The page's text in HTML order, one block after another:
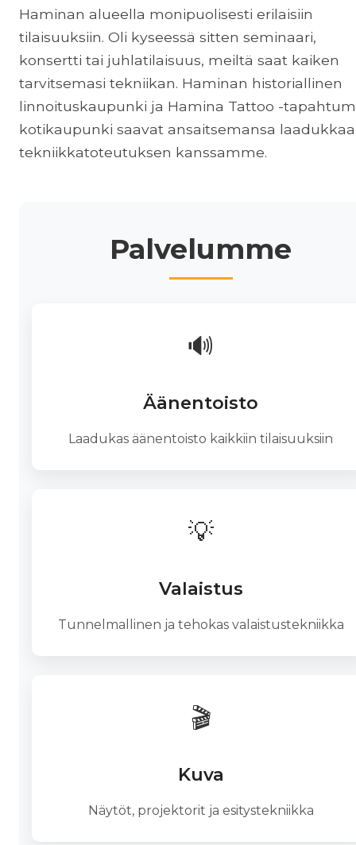
Haminan alueella monipuolisesti erilaisiin
tilaisuuksiin. Oli kyseessä sitten seminaari,
konsertti tai juhlatilaisuus, meiltä saat kaiken
tarvitsemasi tekniikan. Haminan historiallinen
linnoituskaupunki ja Hamina Tattoo -
kotikaupunki saavat ansaitsemansa
tekniikkatoteutuksen kanssamme.
Palvelumme
🔊
Äänentoisto
Laadukas äänentoisto kaikkiin tilaisuuksiin
💡
Valaistus
Tunnelmallinen ja tehokas valaistustekniikka
🎬
Kuva
Näytöt, projektorit ja esitystekniikka